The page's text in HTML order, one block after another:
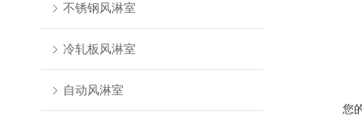
不锈钢风淋室
冷轧板风淋室
自动风淋室
您